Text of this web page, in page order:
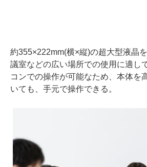
約355×222mm(横×縦)の超大型液晶
議室などの広い場所での使用に適し
コンでの操作が可能なため、本体を
いても、手元で操作できる。